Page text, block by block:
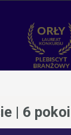
| 6